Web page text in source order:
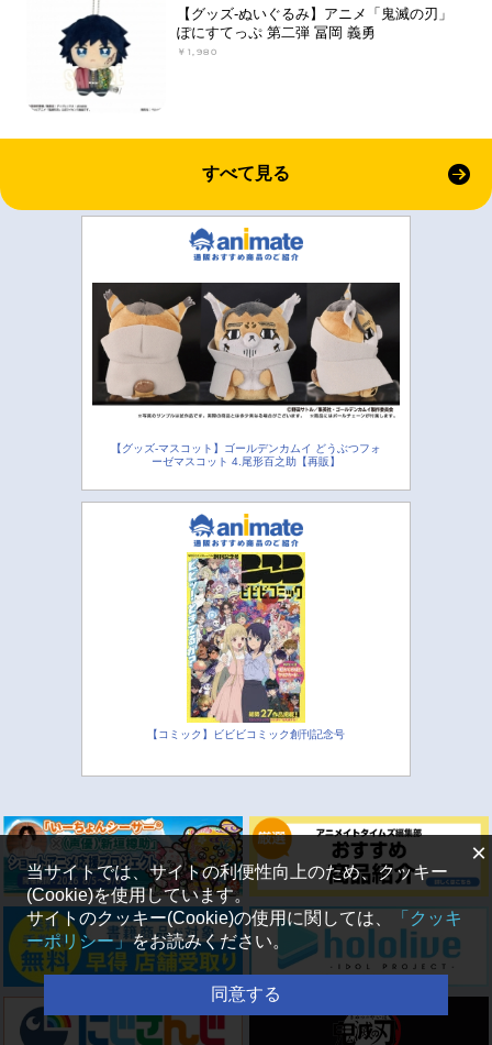
【グッズ-ぬいぐるみ】アニメ「鬼滅の刃」
ぽにすてっぷ 第二弾 冨岡 義勇
￥1,980
すべて見る
【グッズ-マスコット】ゴールデンカムイ どうぶつフォ
ーゼマスコット 4.尾形百之助【再販】
【コミック】ビビビコミック創刊記念号
×
当サイトでは、サイトの利便性向上のため、クッキー
(Cookie)を使用しています。
サイトのクッキー(Cookie)の使用に関しては、
「クッキ
ーポリシー」をお読みください。
同意する